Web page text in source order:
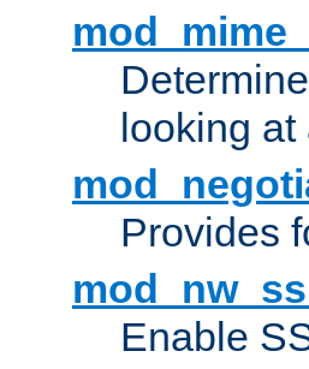
looking at
Provides
Enable